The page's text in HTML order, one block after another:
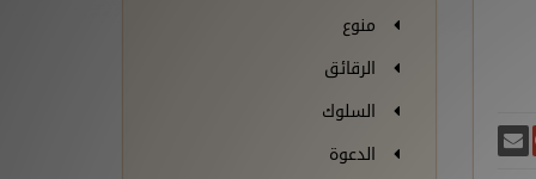
شارك على غوغل بلس
منوع
الرقائق
السلوك
الدعوة